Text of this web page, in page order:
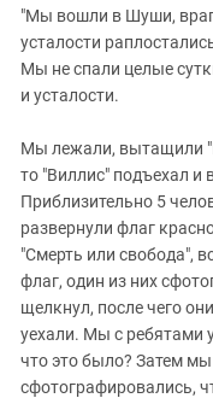
"Мы вошли в Шуши,
усталости
Мы не спали целые
и усталости.
Мы лежали, вытащили
то "Виллис" подъехал и
Приблизительно 5
развернули флаг
"Смерть или свобода",
флаг, один из них
щелкнул, после чего
уехали. Мы с ребятами
что это было? Затем
сфотографировались,